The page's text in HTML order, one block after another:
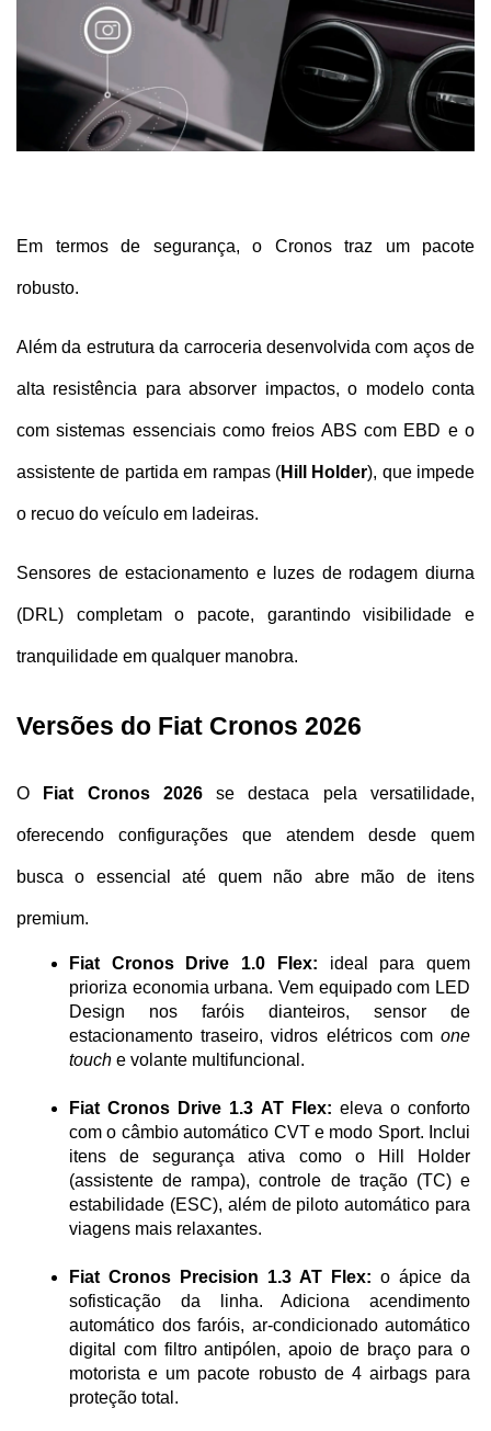
Em termos de segurança, o Cronos traz um pacote
robusto.
Além da estrutura da carroceria desenvolvida com aços de
alta resistência para absorver impactos, o modelo conta
com sistemas essenciais como freios ABS com EBD e o
assistente de partida em rampas (Hill Holder), que impede
o recuo do veículo em ladeiras.
Sensores de estacionamento e luzes de rodagem diurna
(DRL) completam o pacote, garantindo visibilidade e
tranquilidade em qualquer manobra.
Versões do Fiat Cronos 2026
O Fiat Cronos 2026 se destaca pela versatilidade,
oferecendo configurações que atendem desde quem
busca o essencial até quem não abre mão de itens
premium.
Fiat Cronos Drive 1.0 Flex: ideal para quem
prioriza economia urbana. Vem equipado com LED
Design nos faróis dianteiros, sensor de
estacionamento traseiro, vidros elétricos com one
touch e volante multifuncional.
Fiat Cronos Drive 1.3 AT Flex: eleva o conforto
com o câmbio automático CVT e modo Sport. Inclui
itens de segurança ativa como o Hill Holder
(assistente de rampa), controle de tração (TC) e
estabilidade (ESC), além de piloto automático para
viagens mais relaxantes.
Fiat Cronos Precision 1.3 AT Flex: o ápice da
sofisticação da linha. Adiciona acendimento
automático dos faróis, ar-condicionado automático
digital com filtro antipólen, apoio de braço para o
motorista e um pacote robusto de 4 airbags para
proteção total.